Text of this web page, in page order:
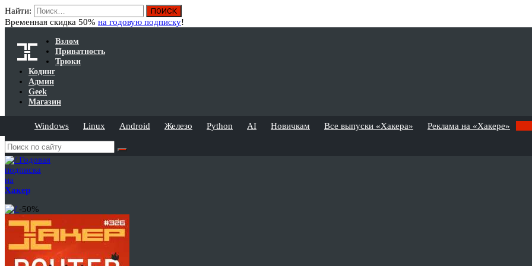
Найти:
Временная скидка 50% на годовую подписку!
Взлом
Приватность
Трюки
Кодинг
Админ
Geek
Магазин
Windows Linux Android Железо Python AI Новичкам Все выпуски «Хакера» Реклама на «Хакере»
Годовая
подписка
на
Хакер
-50%